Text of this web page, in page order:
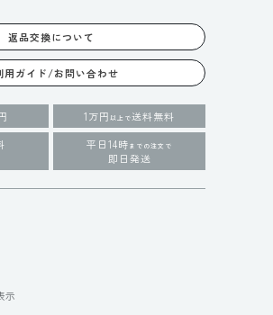
返品交換について
用ガイド/お問い合わせ
1万円 以上で送料無料
平日14時 までの注文で
即日発送
示